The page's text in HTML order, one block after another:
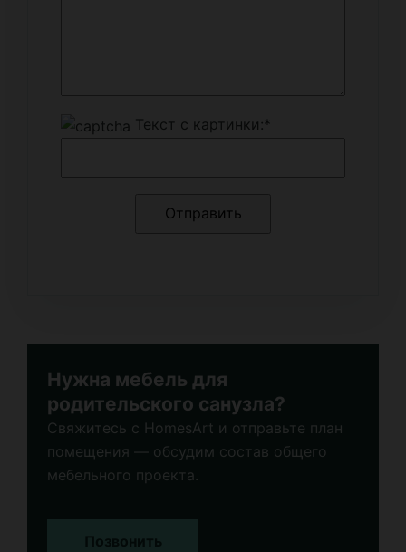
Текст с картинки:*
Нужна мебель для
родительского санузла?
Свяжитесь с HomesArt и отправьте план
помещения — обсудим состав общего
мебельного проекта.